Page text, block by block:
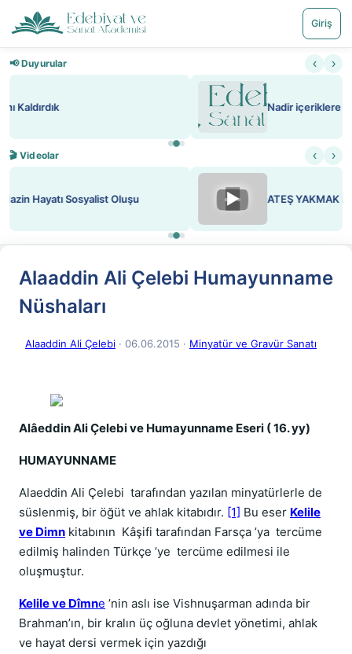
Giriş
📢 Duyurular ‹ ›
Nadir içeriklere kısıtlama ve kredi sistemi getirildi
🎬 Videolar ‹ ›
▶ ATEŞ YAKMAK KONU ÖZET J. LONDON
Alaaddin Ali Çelebi Humayunname
Nüshaları
Alaaddin Ali Çelebi · 06.06.2015 · Minyatür ve Gravür Sanatı
Alâeddin Ali Çelebi ve Humayunname Eseri ( 16. yy)
HUMAYUNNAME
Alaeddin Ali Çelebi tarafından yazılan minyatürlerle de
süslenmiş, bir öğüt ve ahlak kitabıdır. [1] Bu eser Kelile
ve Dimn kitabının Kâşifi tarafından Farsça ’ya tercüme
edilmiş halinden Türkçe ’ye tercüme edilmesi ile
oluşmuştur.
Kelile ve Dîmne ’nin aslı ise Vishnuşarman adında bir
Brahman’ın, bir kralın üç oğluna devlet yönetimi, ahlak
ve hayat dersi vermek için yazdığı